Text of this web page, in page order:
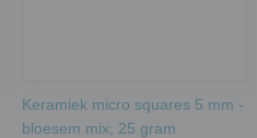
Keramiek micro squares 5 mm -
bloesem mix; 25 gram